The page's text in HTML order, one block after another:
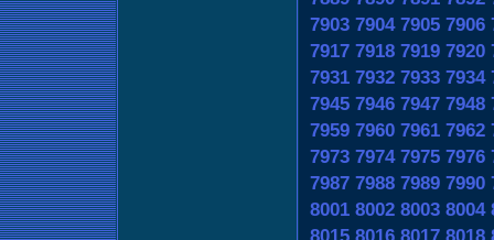
7903 7904 7905 7906
7917 7918 7919 7920
7931 7932 7933 7934
7945 7946 7947 7948
7959 7960 7961 7962
7973 7974 7975 7976
7987 7988 7989 7990
8001 8002 8003 8004
8015 8016 8017 8018